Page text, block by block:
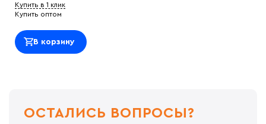
Купить в 1 клик
Купить оптом
В корзину
ОСТАЛИСЬ ВОПРОСЫ?